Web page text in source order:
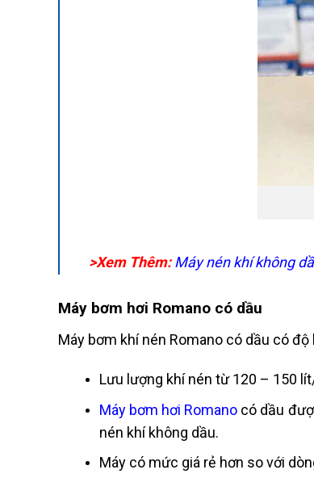
>Xem Thêm: Máy nén khí không
Máy bơm hơi Romano có dầu
Máy bơm khí nén Romano có dầu có
Lưu lượng khí nén từ 120 – 150
Máy bơm hơi Romano có dầu
nén khí không dầu.
Máy có mức giá rẻ hơn so với